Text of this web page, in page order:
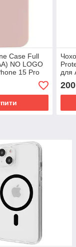
Case Full
NO LOGO
15 Pro
/ Pink Sand
для
200